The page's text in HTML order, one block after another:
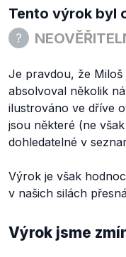
Tento výrok byl
Je pravdou, že
absolvoval několik
ilustrováno ve dříve
jsou některé (ne
dohledatelné v
Výrok je však
v našich silách
Výrok jsme